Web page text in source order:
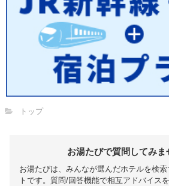
トップ
お湯たびで質問してみま
お湯たびは、みんなが選んだホテルを検
トです。質問/回答機能で相互アドバイス